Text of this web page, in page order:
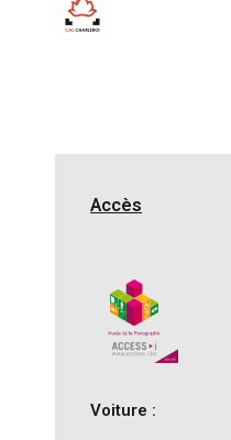
Accès
Voiture :